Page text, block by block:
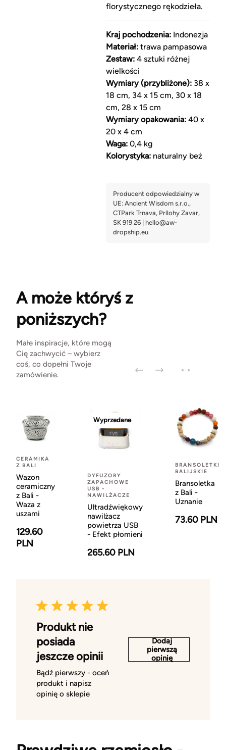
florystycznego rękodzieła.
Kraj pochodzenia:Indonezja
Materiał:trawa pampasowa
Zestaw:4 sztuki różnej
wielkości
Wymiary (przybliżone):38 x
18 cm, 34 x 15 cm, 30 x 18
cm, 28 x 15 cm
Wymiary opakowania:40 x
20 x 4 cm
Waga:0,4 kg
Kolorystyka:naturalny beż
A może któryś z
poniższych?
Małe inspiracje, które mogą
Cię zachwycić – wybierz
coś, co dopełni Twoje
zamówienie.
CERAMIKA
Z BALI
Wazon
ceramiczny
z Bali -
Waza z
uszami
129.60
PLN
Wyprzedane
DYFUZORY
ZAPACHOWE
USB -
NAWILŻACZE
Ultradźwiękowy
nawilżacz
powietrza USB
- Efekt płomieni
265.60 PLN
BRANSOLETKI
BALIJSKIE
Bransoletka
z Bali -
Uznanie
73.60 PLN
Produkt nie
posiada
jeszcze opinii
Bądź pierwszy - oceń
produkt i napisz
opinię o sklepie
Dodaj
pierwszą
opinię